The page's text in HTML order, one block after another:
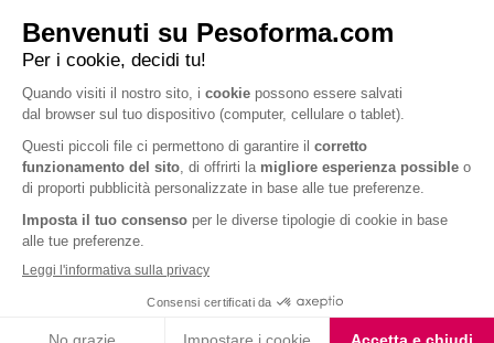
Iscriviti alla newsletter
informativa privacy
, acconsento all'iscrizione alla newsletter
periodica di Nutrition et Santé